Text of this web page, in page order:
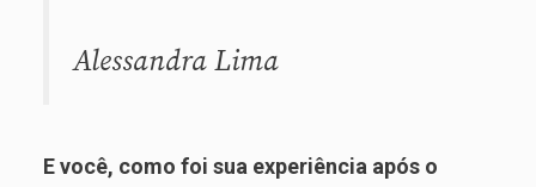
Alessandra Lima
E você, como foi sua experiência após o